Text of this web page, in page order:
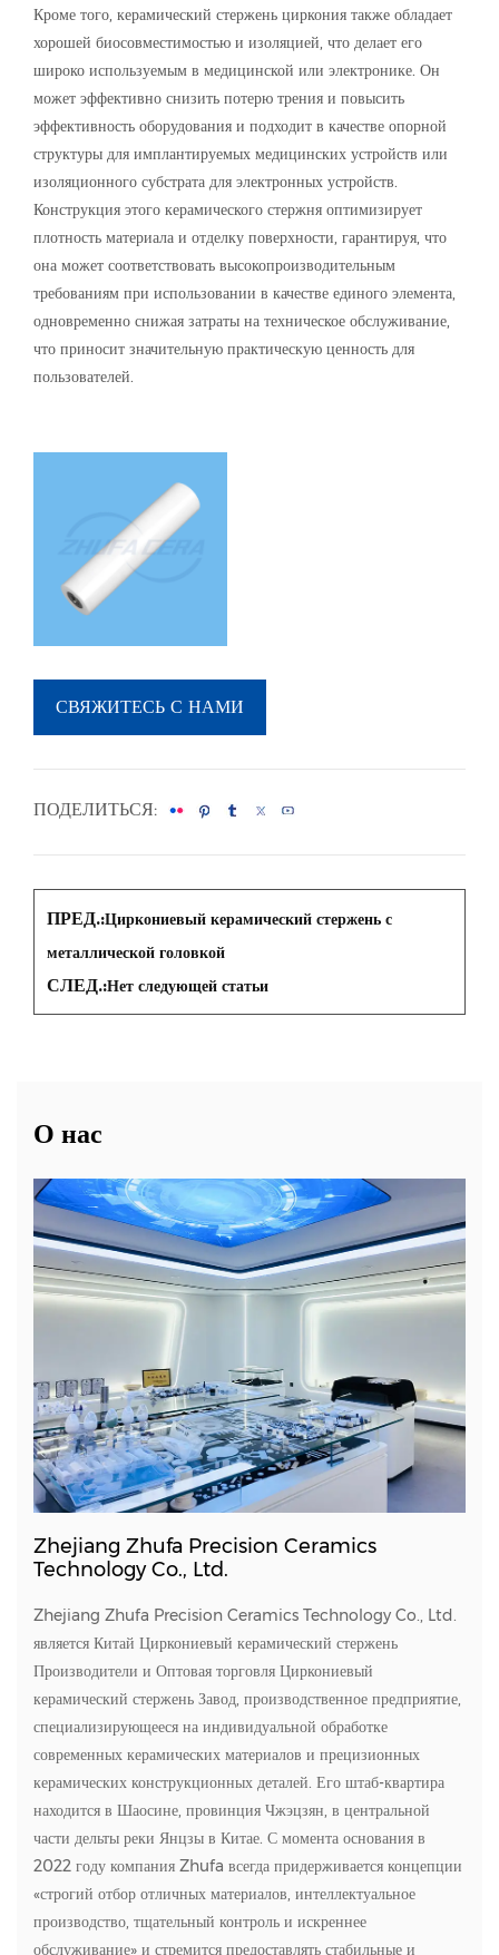
Кроме того, керамический стержень циркония также обладает
хорошей биосовместимостью и изоляцией, что делает его
широко используемым в медицинской или электронике. Он
может эффективно снизить потерю трения и повысить
эффективность оборудования и подходит в качестве опорной
структуры для имплантируемых медицинских устройств или
изоляционного субстрата для электронных устройств.
Конструкция этого керамического стержня оптимизирует
плотность материала и отделку поверхности, гарантируя, что
она может соответствовать высокопроизводительным
требованиям при использовании в качестве единого элемента,
одновременно снижая затраты на техническое обслуживание,
что приносит значительную практическую ценность для
пользователей.
СВЯЖИТЕСЬ С НАМИ
ПОДЕЛИТЬСЯ:
ПРЕД.:Циркониевый керамический стержень с
металлической головкой
СЛЕД.:Нет следующей статьи
О нас
Zhejiang Zhufa Precision Ceramics
Technology Co., Ltd.
Zhejiang Zhufa Precision Ceramics Technology Co., Ltd.
является Китай Циркониевый керамический стержень
Производители и Оптовая торговля Циркониевый
керамический стержень Завод, производственное предприятие,
специализирующееся на индивидуальной обработке
современных керамических материалов и прецизионных
керамических конструкционных деталей. Его штаб-квартира
находится в Шаосине, провинция Чжэцзян, в центральной
части дельты реки Янцзы в Китае. С момента основания в
2022 году компания Zhufa всегда придерживается концепции
«строгий отбор отличных материалов, интеллектуальное
производство, тщательный контроль и искреннее
обслуживание» и стремится предоставлять стабильные и